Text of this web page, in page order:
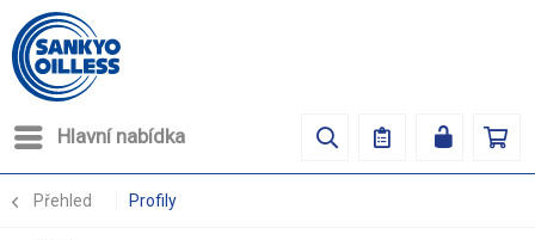
Hlavní nabídka
Přehled Profily